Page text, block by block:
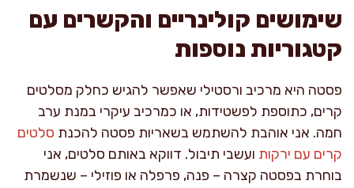
שימושים קולינריים והקשרים עם
קטגוריות נוספות
פסטה היא מרכיב ורסטילי שאפשר להגיש כחלק מסלטים
קרים, כתוספת לפשטידות, או כמרכיב עיקרי במנת ערב
חמה. אני אוהבת להשתמש בשאריות פסטה להכנת סלטים
קרים עם ירקות ועשבי תיבול. דווקא באותם סלטים, אני
בוחרת בפסטה קצרה – פנה, פרפלה או פוזילי – שנשמרת